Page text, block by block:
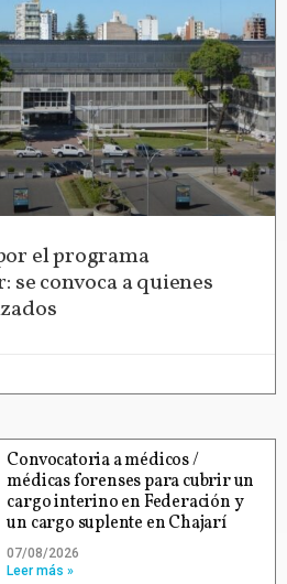
el programa
convoca a quienes
Convocatoria a médicos /
médicas forenses para cubrir un
cargo interino en Federación y
un cargo suplente en Chajarí
07/08/2026
Leer más »